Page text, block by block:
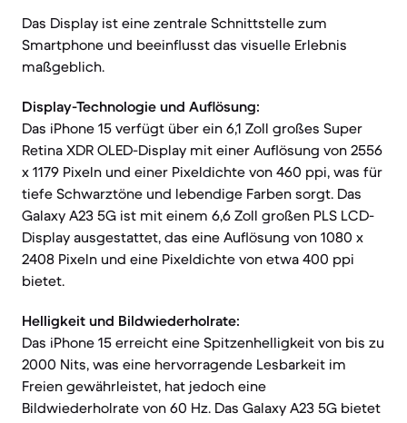
Das Display ist eine zentrale Schnittstelle zum
Smartphone und beeinflusst das visuelle Erlebnis
maßgeblich.
Display-Technologie und Auflösung:
Das iPhone 15 verfügt über ein 6,1 Zoll großes Super
Retina XDR OLED-Display mit einer Auflösung von 2556
x 1179 Pixeln und einer Pixeldichte von 460 ppi, was für
tiefe Schwarztöne und lebendige Farben sorgt. Das
Galaxy A23 5G ist mit einem 6,6 Zoll großen PLS LCD-
Display ausgestattet, das eine Auflösung von 1080 x
2408 Pixeln und eine Pixeldichte von etwa 400 ppi
bietet.
Helligkeit und Bildwiederholrate:
Das iPhone 15 erreicht eine Spitzenhelligkeit von bis zu
2000 Nits, was eine hervorragende Lesbarkeit im
Freien gewährleistet, hat jedoch eine
Bildwiederholrate von 60 Hz. Das Galaxy A23 5G bietet